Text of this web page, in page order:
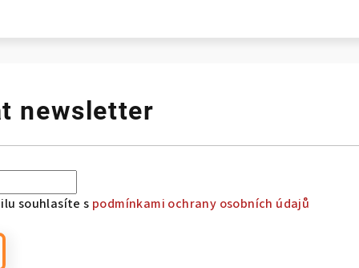
newsletter
souhlasíte s podmínkami ochrany osobních údajů